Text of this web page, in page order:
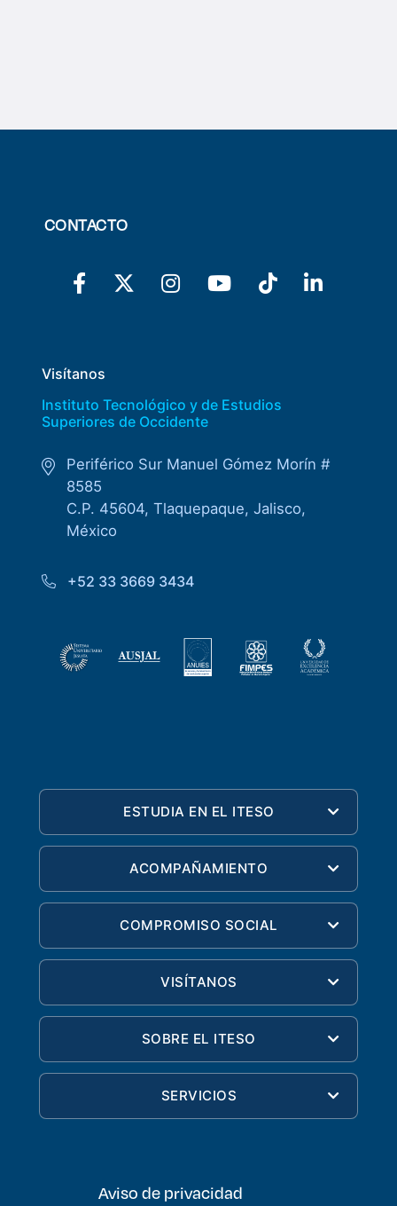
CONTACTO
Visítanos
Instituto Tecnológico y de Estudios
Superiores de Occidente
Periférico Sur Manuel Gómez Morín #
8585
C.P. 45604, Tlaquepaque, Jalisco,
México
+52 33 3669 3434
ESTUDIA EN EL ITESO
ACOMPAÑAMIENTO
COMPROMISO SOCIAL
VISÍTANOS
SOBRE EL ITESO
SERVICIOS
Aviso de privacidad